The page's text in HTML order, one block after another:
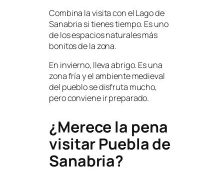
Combina la visita con el Lago de
Sanabria si tienes tiempo. Es uno
de los espacios naturales más
bonitos de la zona.
En invierno, lleva abrigo. Es una
zona fría y el ambiente medieval
del pueblo se disfruta mucho,
pero conviene ir preparado.
¿Merece la pena
visitar Puebla de
Sanabria?